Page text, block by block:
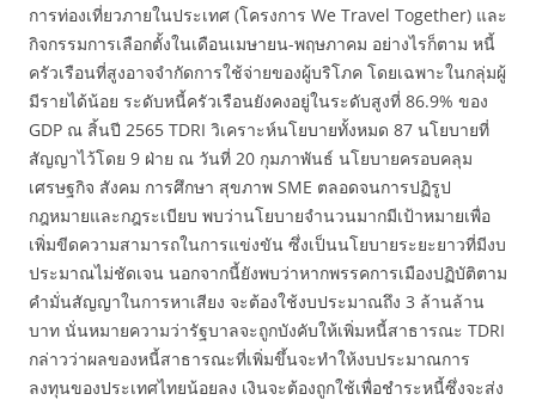
การท่องเที่ยวภายในประเทศ (โครงการ We Travel Together) และ
กิจกรรมการเลือกตั้งในเดือนเมษายน-พฤษภาคม อย่างไรก็ตาม หนี้
ครัวเรือนที่สูงอาจจำกัดการใช้จ่ายของผู้บริโภค โดยเฉพาะในกลุ่มผู้
มีรายได้น้อย ระดับหนี้ครัวเรือนยังคงอยู่ในระดับสูงที่ 86.9% ของ
GDP ณ สิ้นปี 2565 TDRI วิเคราะห์นโยบายทั้งหมด 87 นโยบายที่
สัญญาไว้โดย 9 ฝ่าย ณ วันที่ 20 กุมภาพันธ์ นโยบายครอบคลุม
เศรษฐกิจ สังคม การศึกษา สุขภาพ SME ตลอดจนการปฏิรูป
กฎหมายและกฎระเบียบ พบว่านโยบายจำนวนมากมีเป้าหมายเพื่อ
เพิ่มขีดความสามารถในการแข่งขัน ซึ่งเป็นนโยบายระยะยาวที่มีงบ
ประมาณไม่ชัดเจน นอกจากนี้ยังพบว่าหากพรรคการเมืองปฏิบัติตาม
คำมั่นสัญญาในการหาเสียง จะต้องใช้งบประมาณถึง 3 ล้านล้าน
บาท นั่นหมายความว่ารัฐบาลจะถูกบังคับให้เพิ่มหนี้สาธารณะ TDRI
กล่าวว่าผลของหนี้สาธารณะที่เพิ่มขึ้นจะทำให้งบประมาณการ
ลงทุนของประเทศไทยน้อยลง เงินจะต้องถูกใช้เพื่อชำระหนี้ซึ่งจะส่ง